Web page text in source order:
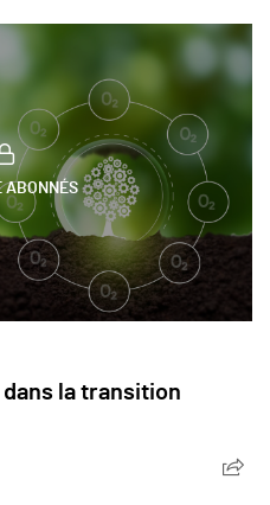
ABONNÉS
dans la transition